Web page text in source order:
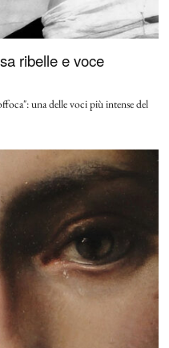
ribelle e voce
una delle voci più intense del